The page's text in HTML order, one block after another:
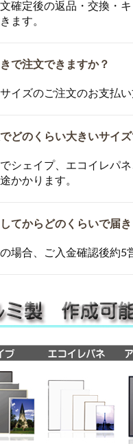
確定後の返品・交換・
ます。
で注文できますか？
イズのご注文のお支払
どのくらい大きいサイ
シェイプ、エコイレパ
かかります。
てからどのくらいで届
場合、ご入金確認後約5